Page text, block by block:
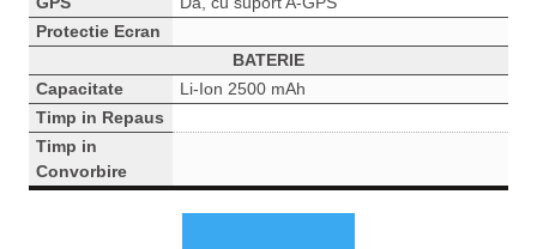
Protectie Ecran
BATERIE
Capacitate
Li-Ion 2500 mAh
Timp in Repaus
Timp in
Convorbire